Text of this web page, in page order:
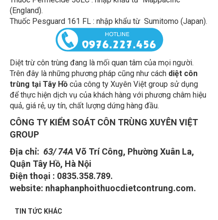
(England).
Thuốc Pesguard 161 FL : nhập khẩu từ Sumitomo (Japan).
Diệt trừ côn trùng đang là mối quan tâm của mọi người.
Trên đây là những phương pháp cũng như cáchdiệt côn
trùng tại Tây Hồcủa công ty Xuyên Việt group sử dụng
để thực hiện dịch vụ của khách hàng với phương châm hiệu
quả, giá rẻ, uy tín, chất lượng dứng hàng đầu.
CÔNG TY KIỂM SOÁT CÔN TRÙNG XUYÊN VIỆT
GROUP
Địa chỉ:
63/ 74A Võ Trí Công, Phường Xuân La,
Quận Tây Hồ, Hà Nội
Điện thoại : 0835.358.789.
website: nhaphanphoithuocdietcontrung.com.
TIN TỨC KHÁC